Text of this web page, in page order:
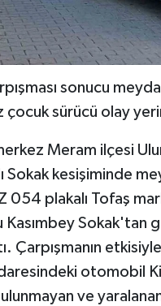
sonucu
çocuk sürücü olay
Meram ilçesi
Sokak kesişiminde
054 plakalı Tofaş
Kasımbey
Çarpışmanın
otomobil
ve